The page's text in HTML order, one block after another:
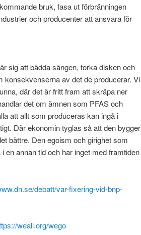
bruk, fasa ut förbränningen
och producenter att ansvara för
sig att bädda sängen, torka disken och
konsekvenserna av det de producerar. Vi
där det är fritt fram att skräpa ner
det om ämnen som PFAS och
att allt som produceras kan ingå i
Där ekonomin tyglas så att den bygger
bättre. Den egoism och girighet som
en annan tid och har inget med framtiden
debatt/var-fixering-vid-bnp-
weall.org/wego